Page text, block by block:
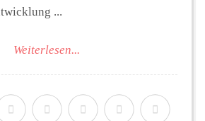
...
Weiterlesen...